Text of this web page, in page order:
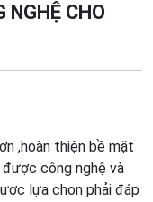
NGHỆ CHO
,hoàn thiện bề mặt
được công nghệ và
lựa chon phải đáp